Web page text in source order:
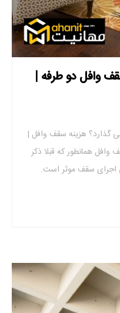
وافل دو طرفه |
گذارد؟ هزینه سقف وافل |
همانطور که قبلا ذکر
اجرای سقف موثر است.
میلگرد، نوع قالب های به